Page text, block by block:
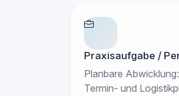
Praxisaufgabe /
Planbare
Termin- und